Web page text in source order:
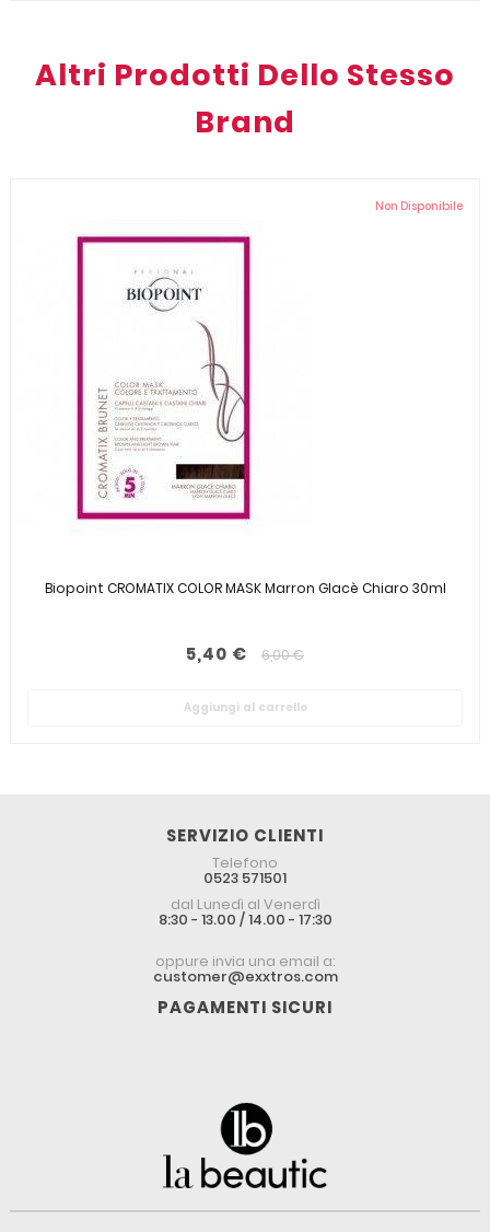
Altri Prodotti Dello Stesso
Brand
Non Disponibile
Biopoint CROMATIX COLOR MASK Marron Glacè Chiaro 30ml
5,40 € 6,00 €
Aggiungi al carrello
SERVIZIO CLIENTI
Telefono
0523 571501
dal Lunedì al Venerdì
8:30 - 13.00 / 14.00 - 17:30
oppure invia una email a:
customer@exxtros.com
PAGAMENTI SICURI